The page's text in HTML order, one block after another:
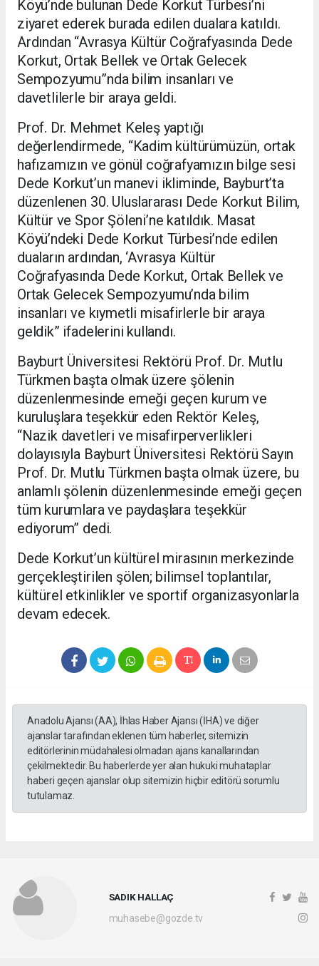
Köyü’nde bulunan Dede Korkut Türbesi’ni
ziyaret ederek burada edilen dualara katıldı.
Ardından “Avrasya Kültür Coğrafyasında Dede
Korkut, Ortak Bellek ve Ortak Gelecek
Sempozyumu”nda bilim insanları ve
davetlilerle bir araya geldi.
Prof. Dr. Mehmet Keleş yaptığı
değerlendirmede, “Kadim kültürümüzün, ortak
hafızamızın ve gönül coğrafyamızın bilge sesi
Dede Korkut’un manevi ikliminde, Bayburt’ta
düzenlenen 30. Uluslararası Dede Korkut Bilim,
Kültür ve Spor Şöleni’ne katıldık. Masat
Köyü’ndeki Dede Korkut Türbesi’nde edilen
duaların ardından, ‘Avrasya Kültür
Coğrafyasında Dede Korkut, Ortak Bellek ve
Ortak Gelecek Sempozyumu’nda bilim
insanları ve kıymetli misafirlerle bir araya
geldik” ifadelerini kullandı.
Bayburt Üniversitesi Rektörü Prof. Dr. Mutlu
Türkmen başta olmak üzere şölenin
düzenlenmesinde emeği geçen kurum ve
kuruluşlara teşekkür eden Rektör Keleş,
“Nazik davetleri ve misafirperverlikleri
dolayısıyla Bayburt Üniversitesi Rektörü Sayın
Prof. Dr. Mutlu Türkmen başta olmak üzere, bu
anlamlı şölenin düzenlenmesinde emeği geçen
tüm kurumlara ve paydaşlara teşekkür
ediyorum” dedi.
Dede Korkut’un kültürel mirasının merkezinde
gerçekleştirilen şölen; bilimsel toplantılar,
kültürel etkinlikler ve sportif organizasyonlarla
devam edecek.
Anadolu Ajansı (AA), İhlas Haber Ajansı (İHA) ve diğer
ajanslar tarafından eklenen tüm haberler, sitemizin
editörlerinin müdahalesi olmadan ajans kanallarından
çekilmektedir. Bu haberlerde yer alan hukuki muhataplar
haberi geçen ajanslar olup sitemizin hiçbir editörü sorumlu
tutulamaz.
SADIK HALLAÇ
muhasebe@gozde.tv